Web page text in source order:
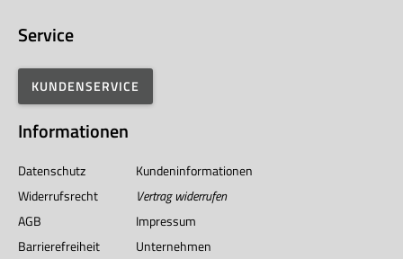
Service
KUNDENSERVICE
Informationen
Datenschutz
Kundeninformationen
Widerrufsrecht
Vertrag widerrufen
AGB
Impressum
Barrierefreiheit
Unternehmen